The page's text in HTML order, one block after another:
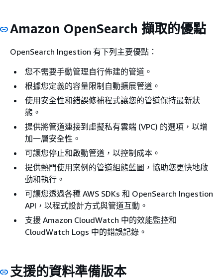
Amazon OpenSearch 擷取的優點
OpenSearch Ingestion 有下列主要優點：
您不需要手動管理自行佈建的管道。
根據您定義的容量限制自動擴展管道。
使用安全性和錯誤修補程式讓您的管道保持最新狀
態。
提供將管道連接到虛擬私有雲端 (VPC) 的選項，以增
加一層安全性。
可讓您停止和啟動管道，以控制成本。
提供熱門使用案例的管道組態藍圖，協助您更快地啟
動和執行。
可讓您透過各種 AWS SDKs 和 OpenSearch Ingestion
API，以程式設計方式與管道互動。
支援 Amazon CloudWatch 中的效能監控和
CloudWatch Logs 中的錯誤記錄。
支援的資料準備版本